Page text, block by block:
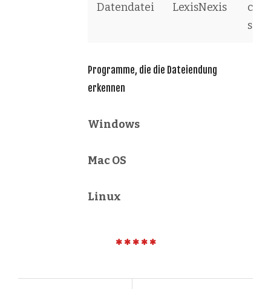
Datendatei LexisNexis
case
Programme, die die Dateiendung
erkennen
Windows
Mac OS
Linux